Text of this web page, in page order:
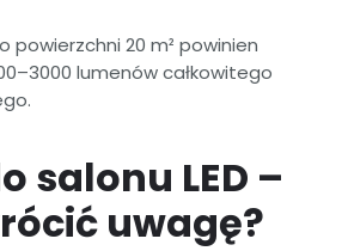
powierzchni 20 m² powinien
lumenów całkowitego
salonu LED –
uwagę?